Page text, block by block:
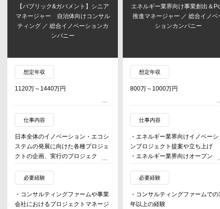
【パブリック&ガバメント】シニア
マネージャー 自治体向けコンサル
ティング ／ 総合イノベーションカ
ンパニー
想定年収
1120万～1440万円
仕事内容
日本全体のイノベーション・エコシ
ステムの発展に向けた各種プロジェ
クトの企画、実行のプロジェクトリ
ード
・自治体を対象に、スタートアッ
プ×地域企業による地方創生・産業
振興、社会課題を目指したアクセラ
レータープログラム
必要経験
・コンサルティングファームや事業
会社におけるプロジェクトマネージ
エネルギー業界向け事業創出＆
推進マネージャー ／ 総合イノベ
ションカンパニー
想定年収
800万～1000万円
仕事内容
・エネルギー業界向けイノベーシ
ンプロジェクト提案や立ち上げ
・エネルギー業界向けオープンイ
ベーション/アクセラレータープ
ラムの企画・実行
・弊社の新事業やサービスの開発
既存サービスの改良開発
・プロジェクト統括として社内チ
必要経験
・コンサルティングファームでの
年以上の経験